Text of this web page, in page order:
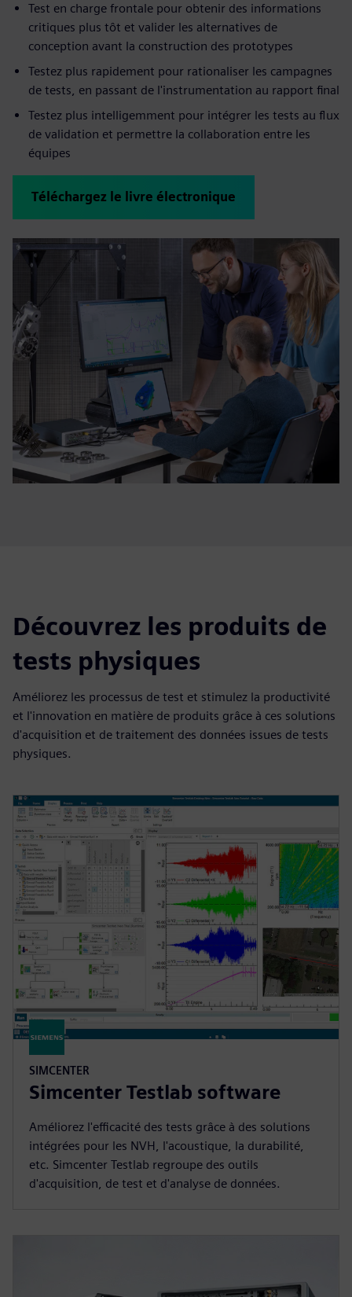
Test en charge frontale pour obtenir des informations
critiques plus tôt et valider les alternatives de
conception avant la construction des prototypes
Testez plus rapidement pour rationaliser les campagnes
de tests, en passant de l'instrumentation au rapport final
Testez plus intelligemment pour intégrer les tests au flux
de validation et permettre la collaboration entre les
équipes
Téléchargez le livre électronique
Découvrez les produits de
tests physiques
Améliorez les processus de test et stimulez la productivité
et l'innovation en matière de produits grâce à ces solutions
d'acquisition et de traitement des données issues de tests
physiques.
SIMCENTER
Simcenter Testlab software
Améliorez l'efficacité des tests grâce à des solutions
intégrées pour les NVH, l'acoustique, la durabilité,
etc. Simcenter Testlab regroupe des outils
d'acquisition, de test et d'analyse de données.